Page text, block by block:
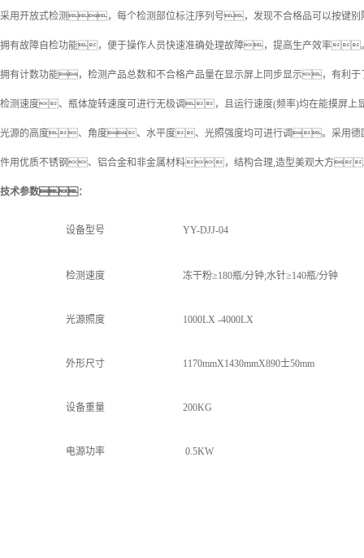
采用开放式检测，每个检测部位标注序列号，发现不合格品可以按键
拥有故障自检功能，便于操作人员快速准确处理故障，提高生产效率
拥有计数功能，检测产品总数和不合格产品量在显示屏上同步显示，有利
检测速度、瓶体旋转速度可进行无极调，且运行速度(频率)均在能摸屏
光源的高度、角度、水平度、光照强度均可进行调。采用德
件用优质不锈钢、铝合金和非金属材料，结构合理,造型美观大方
技术参数：
设备型号 YY-DJJ-04
检测速度 冻干粉≥180瓶/分钟;水针≥140瓶/分钟
光源照度 1000LX -4000LX
外形尺寸 1170mmX1430mmX890士50mm
设备重量 200KG
电源功率 0.5KW